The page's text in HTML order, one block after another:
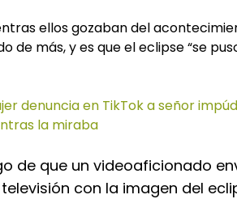
ellos gozaban del
de más, y es que el eclipse “se
denuncia en TikTok a señor
la miraba
de que un videoaficionado
con la imagen del